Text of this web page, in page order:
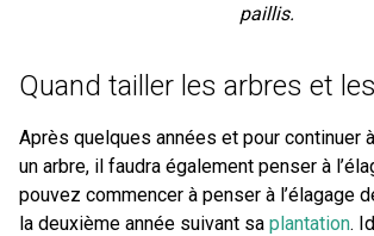
paillis.
Quand tailler les arbres et
Après quelques années et pour continuer
un arbre, il faudra également penser à
pouvez commencer à penser à l’élagage
la deuxième année suivant sa plantation.